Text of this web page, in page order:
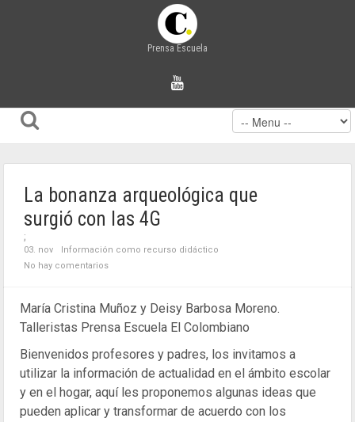
Prensa Escuela
La bonanza arqueológica que
surgió con las 4G
;
03. nov
Información como recurso didáctico
No hay comentarios
María Cristina Muñoz y Deisy Barbosa Moreno.
Talleristas Prensa Escuela El Colombiano
Bienvenidos profesores y padres, los invitamos a
utilizar la información de actualidad en el ámbito escolar
y en el hogar, aquí les proponemos algunas ideas que
pueden aplicar y transformar de acuerdo con los